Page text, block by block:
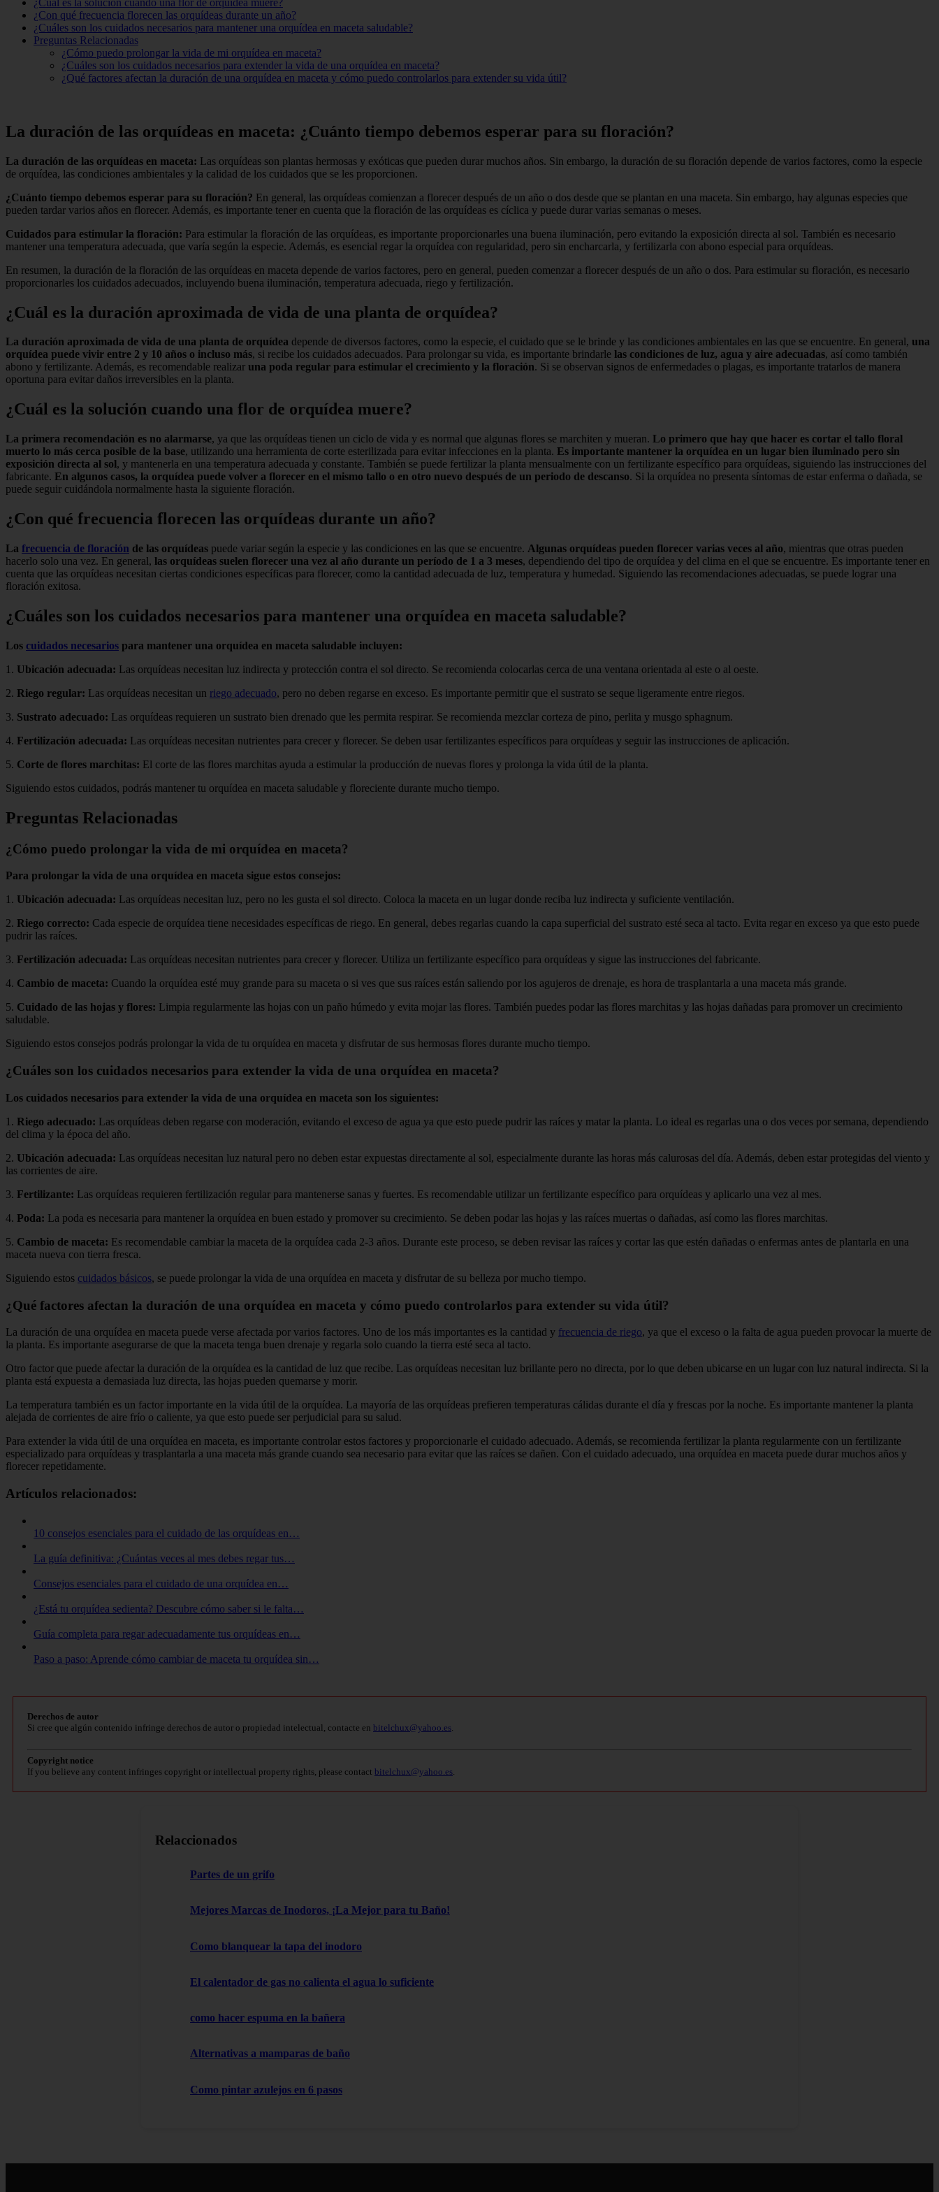
¿Con qué frecuencia florecen las orquídeas durante un año?
¿Cuáles son los cuidados necesarios para mantener una orquídea en maceta saludable?
Preguntas Relacionadas
¿Cómo puedo prolongar la vida de mi orquídea en maceta?
¿Cuáles son los cuidados necesarios para extender la vida de una orquídea en maceta?
¿Qué factores afectan la duración de una orquídea en maceta y cómo puedo controlarlos para extender su vida útil?
La duración de las orquídeas en maceta: ¿Cuánto tiempo debemos esperar para su floración?
La duración de las orquídeas en maceta: Las orquídeas son plantas hermosas y exóticas que pueden durar muchos años. Sin embargo, la duración de su floración depende de varios factores, como la especie
de orquídea, las condiciones ambientales y la calidad de los cuidados que se les proporcionen.
¿Cuánto tiempo debemos esperar para su floración? En general, las orquídeas comienzan a florecer después de un año o dos desde que se plantan en una maceta. Sin embargo, hay algunas especies que
pueden tardar varios años en florecer. Además, es importante tener en cuenta que la floración de las orquídeas es cíclica y puede durar varias semanas o meses.
Cuidados para estimular la floración: Para estimular la floración de las orquídeas, es importante proporcionarles una buena iluminación, pero evitando la exposición directa al sol. También es necesario
mantener una temperatura adecuada, que varía según la especie. Además, es esencial regar la orquídea con regularidad, pero sin encharcarla, y fertilizarla con abono especial para orquídeas.
En resumen, la duración de la floración de las orquídeas en maceta depende de varios factores, pero en general, pueden comenzar a florecer después de un año o dos. Para estimular su floración, es necesario
proporcionarles los cuidados adecuados, incluyendo buena iluminación, temperatura adecuada, riego y fertilización.
¿Cuál es la duración aproximada de vida de una planta de orquídea?
La duración aproximada de vida de una planta de orquídea depende de diversos factores, como la especie, el cuidado que se le brinde y las condiciones ambientales en las que se encuentre. En general, una
orquídea puede vivir entre 2 y 10 años o incluso más, si recibe los cuidados adecuados. Para prolongar su vida, es importante brindarle las condiciones de luz, agua y aire adecuadas, así como también
abono y fertilizante. Además, es recomendable realizar una poda regular para estimular el crecimiento y la floración. Si se observan signos de enfermedades o plagas, es importante tratarlos de manera
oportuna para evitar daños irreversibles en la planta.
¿Cuál es la solución cuando una flor de orquídea muere?
La primera recomendación es no alarmarse, ya que las orquídeas tienen un ciclo de vida y es normal que algunas flores se marchiten y mueran. Lo primero que hay que hacer es cortar el tallo floral
muerto lo más cerca posible de la base, utilizando una herramienta de corte esterilizada para evitar infecciones en la planta. Es importante mantener la orquídea en un lugar bien iluminado pero sin
exposición directa al sol, y mantenerla en una temperatura adecuada y constante. También se puede fertilizar la planta mensualmente con un fertilizante específico para orquídeas, siguiendo las instrucciones del
fabricante. En algunos casos, la orquídea puede volver a florecer en el mismo tallo o en otro nuevo después de un periodo de descanso. Si la orquídea no presenta síntomas de estar enferma o dañada, se
puede seguir cuidándola normalmente hasta la siguiente floración.
¿Con qué frecuencia florecen las orquídeas durante un año?
La frecuencia de floración de las orquídeas puede variar según la especie y las condiciones en las que se encuentre. Algunas orquídeas pueden florecer varias veces al año, mientras que otras pueden
hacerlo solo una vez. En general, las orquídeas suelen florecer una vez al año durante un período de 1 a 3 meses, dependiendo del tipo de orquídea y del clima en el que se encuentre. Es importante tener en
cuenta que las orquídeas necesitan ciertas condiciones específicas para florecer, como la cantidad adecuada de luz, temperatura y humedad. Siguiendo las recomendaciones adecuadas, se puede lograr una
floración exitosa.
¿Cuáles son los cuidados necesarios para mantener una orquídea en maceta saludable?
Los cuidados necesarios para mantener una orquídea en maceta saludable incluyen:
1. Ubicación adecuada: Las orquídeas necesitan luz indirecta y protección contra el sol directo. Se recomienda colocarlas cerca de una ventana orientada al este o al oeste.
2. Riego regular: Las orquídeas necesitan un riego adecuado, pero no deben regarse en exceso. Es importante permitir que el sustrato se seque ligeramente entre riegos.
3. Sustrato adecuado: Las orquídeas requieren un sustrato bien drenado que les permita respirar. Se recomienda mezclar corteza de pino, perlita y musgo sphagnum.
4. Fertilización adecuada: Las orquídeas necesitan nutrientes para crecer y florecer. Se deben usar fertilizantes específicos para orquídeas y seguir las instrucciones de aplicación.
5. Corte de flores marchitas: El corte de las flores marchitas ayuda a estimular la producción de nuevas flores y prolonga la vida útil de la planta.
Siguiendo estos cuidados, podrás mantener tu orquídea en maceta saludable y floreciente durante mucho tiempo.
Preguntas Relacionadas
¿Cómo puedo prolongar la vida de mi orquídea en maceta?
Para prolongar la vida de una orquídea en maceta sigue estos consejos:
1. Ubicación adecuada: Las orquídeas necesitan luz, pero no les gusta el sol directo. Coloca la maceta en un lugar donde reciba luz indirecta y suficiente ventilación.
2. Riego correcto: Cada especie de orquídea tiene necesidades específicas de riego. En general, debes regarlas cuando la capa superficial del sustrato esté seca al tacto. Evita regar en exceso ya que esto puede
pudrir las raíces.
3. Fertilización adecuada: Las orquídeas necesitan nutrientes para crecer y florecer. Utiliza un fertilizante específico para orquídeas y sigue las instrucciones del fabricante.
4. Cambio de maceta: Cuando la orquídea esté muy grande para su maceta o si ves que sus raíces están saliendo por los agujeros de drenaje, es hora de trasplantarla a una maceta más grande.
5. Cuidado de las hojas y flores: Limpia regularmente las hojas con un paño húmedo y evita mojar las flores. También puedes podar las flores marchitas y las hojas dañadas para promover un crecimiento
saludable.
Siguiendo estos consejos podrás prolongar la vida de tu orquídea en maceta y disfrutar de sus hermosas flores durante mucho tiempo.
¿Cuáles son los cuidados necesarios para extender la vida de una orquídea en maceta?
Los cuidados necesarios para extender la vida de una orquídea en maceta son los siguientes:
1. Riego adecuado: Las orquídeas deben regarse con moderación, evitando el exceso de agua ya que esto puede pudrir las raíces y matar la planta. Lo ideal es regarlas una o dos veces por semana, dependiendo
del clima y la época del año.
2. Ubicación adecuada: Las orquídeas necesitan luz natural pero no deben estar expuestas directamente al sol, especialmente durante las horas más calurosas del día. Además, deben estar protegidas del viento y
las corrientes de aire.
3. Fertilizante: Las orquídeas requieren fertilización regular para mantenerse sanas y fuertes. Es recomendable utilizar un fertilizante específico para orquídeas y aplicarlo una vez al mes.
4. Poda: La poda es necesaria para mantener la orquídea en buen estado y promover su crecimiento. Se deben podar las hojas y las raíces muertas o dañadas, así como las flores marchitas.
5. Cambio de maceta: Es recomendable cambiar la maceta de la orquídea cada 2-3 años. Durante este proceso, se deben revisar las raíces y cortar las que estén dañadas o enfermas antes de plantarla en una
maceta nueva con tierra fresca.
Siguiendo estos cuidados básicos, se puede prolongar la vida de una orquídea en maceta y disfrutar de su belleza por mucho tiempo.
¿Qué factores afectan la duración de una orquídea en maceta y cómo puedo controlarlos para extender su vida útil?
La duración de una orquídea en maceta puede verse afectada por varios factores. Uno de los más importantes es la cantidad y frecuencia de riego, ya que el exceso o la falta de agua pueden provocar la muerte de
la planta. Es importante asegurarse de que la maceta tenga buen drenaje y regarla solo cuando la tierra esté seca al tacto.
Otro factor que puede afectar la duración de la orquídea es la cantidad de luz que recibe. Las orquídeas necesitan luz brillante pero no directa, por lo que deben ubicarse en un lugar con luz natural indirecta. Si la
planta está expuesta a demasiada luz directa, las hojas pueden quemarse y morir.
La temperatura también es un factor importante en la vida útil de la orquídea. La mayoría de las orquídeas prefieren temperaturas cálidas durante el día y frescas por la noche. Es importante mantener la planta
alejada de corrientes de aire frío o caliente, ya que esto puede ser perjudicial para su salud.
Para extender la vida útil de una orquídea en maceta, es importante controlar estos factores y proporcionarle el cuidado adecuado. Además, se recomienda fertilizar la planta regularmente con un fertilizante
especializado para orquídeas y trasplantarla a una maceta más grande cuando sea necesario para evitar que las raíces se dañen. Con el cuidado adecuado, una orquídea en maceta puede durar muchos años y
florecer repetidamente.
Artículos relacionados:
10 consejos esenciales para el cuidado de las orquídeas en…
La guía definitiva: ¿Cuántas veces al mes debes regar tus…
Consejos esenciales para el cuidado de una orquídea en…
¿Está tu orquídea sedienta? Descubre cómo saber si le falta…
Guía completa para regar adecuadamente tus orquídeas en…
Paso a paso: Aprende cómo cambiar de maceta tu orquídea sin…
Derechos de autor
Si cree que algún contenido infringe derechos de autor o propiedad intelectual, contacte en bitelchux@yahoo.es
Copyright notice
If you believe any content infringes copyright or intellectual property rights, please contact bitelchux@yahoo.es
Relaccionados
Partes de un grifo
Mejores Marcas de Inodoros, ¡La Mejor para tu Baño!
Como blanquear la tapa del inodoro
El calentador de gas no calienta el agua lo suficiente
como hacer espuma en la bañera
Alternativas a mamparas de baño
Como pintar azulejos en 6 pasos